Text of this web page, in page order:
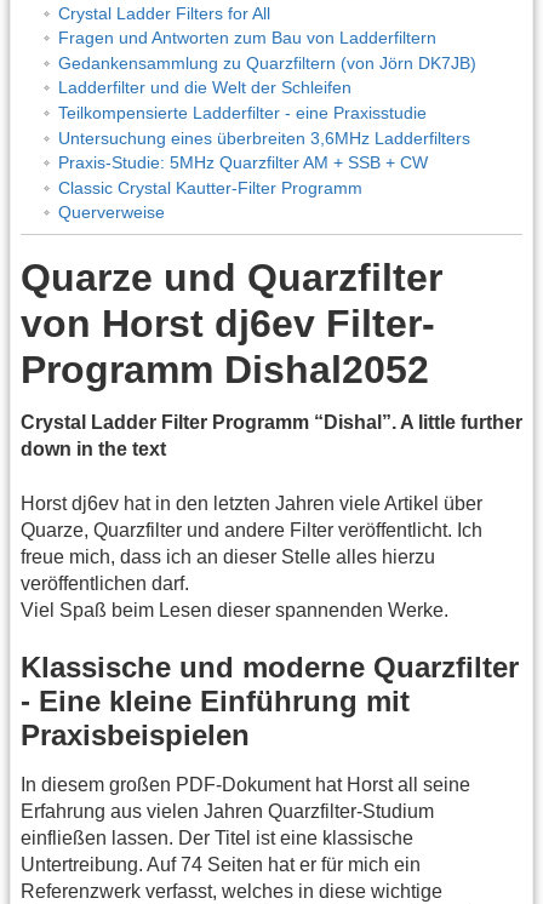
Crystal Ladder Filters for All
Fragen und Antworten zum Bau von Ladderfiltern
Gedankensammlung zu Quarzfiltern (von Jörn DK7JB)
Ladderfilter und die Welt der Schleifen
Teilkompensierte Ladderfilter - eine Praxisstudie
Untersuchung eines überbreiten 3,6MHz Ladderfilters
Praxis-Studie: 5MHz Quarzfilter AM + SSB + CW
Classic Crystal Kautter-Filter Programm
Querverweise
Quarze und Quarzfilter
von Horst dj6ev Filter-
Programm Dishal2052
Crystal Ladder Filter Programm “Dishal”. A little further
down in the text
Horst dj6ev hat in den letzten Jahren viele Artikel über
Quarze, Quarzfilter und andere Filter veröffentlicht. Ich
freue mich, dass ich an dieser Stelle alles hierzu
veröffentlichen darf.
Viel Spaß beim Lesen dieser spannenden Werke.
Klassische und moderne Quarzfilter
- Eine kleine Einführung mit
Praxisbeispielen
In diesem großen PDF-Dokument hat Horst all seine
Erfahrung aus vielen Jahren Quarzfilter-Studium
einfließen lassen. Der Titel ist eine klassische
Untertreibung. Auf 74 Seiten hat er für mich ein
Referenzwerk verfasst, welches in diese wichtige